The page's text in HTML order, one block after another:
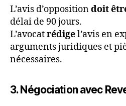
L’avis d’oppositiondoit
délai de 90 jours.
L’avocatrédigel’avis en
arguments juridiques et
nécessaires.
3. Négociation avec